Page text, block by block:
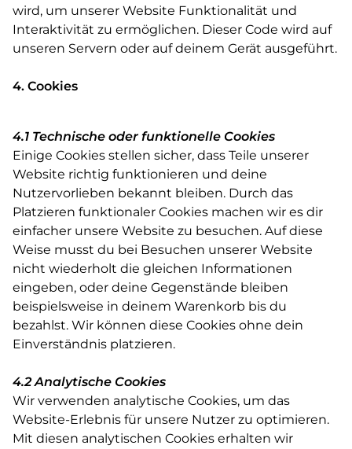
wird, um unserer Website Funktionalität und
Interaktivität zu ermöglichen. Dieser Code wird auf
unseren Servern oder auf deinem Gerät ausgeführt.
4. Cookies
4.1 Technische oder funktionelle Cookies
Einige Cookies stellen sicher, dass Teile unserer
Website richtig funktionieren und deine
Nutzervorlieben bekannt bleiben. Durch das
Platzieren funktionaler Cookies machen wir es dir
einfacher unsere Website zu besuchen. Auf diese
Weise musst du bei Besuchen unserer Website
nicht wiederholt die gleichen Informationen
eingeben, oder deine Gegenstände bleiben
beispielsweise in deinem Warenkorb bis du
bezahlst. Wir können diese Cookies ohne dein
Einverständnis platzieren.
4.2 Analytische Cookies
Wir verwenden analytische Cookies, um das
Website-Erlebnis für unsere Nutzer zu optimieren.
Mit diesen analytischen Cookies erhalten wir